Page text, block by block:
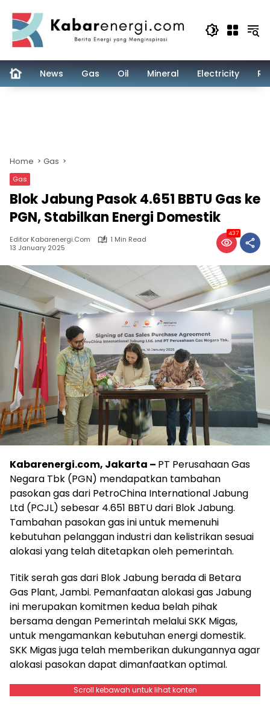
content
News Gas Oil Mineral Electricity
Home Gas
Gas
Blok Jabung Pasok 4.651 BBTU Gas ke
PGN, Stabilkan Energi Domestik
Editor Kabarenergi.com
1 Min Read
13 January 2025
437
Kabarenergi.com, Jakarta – PT Perusahaan Gas
Negara Tbk (PGN) mendapatkan tambahan
pasokan gas dari PetroChina International Jabung
Ltd (PCJL) sebesar 4.651 BBTU dari Blok Jabung.
Tambahan pasokan gas ini untuk memenuhi
kebutuhan pelanggan industri dan kelistrikan sesuai
alokasi yang telah ditetapkan oleh pemerintah.
Titik serah gas dari Blok Jabung berada di Betara
Gas Plant, Jambi. Pemanfaatan alokasi gas Jabung
ini merupakan komitmen kedua belah pihak
bersama dengan Pemerintah melalui SKK Migas,
untuk mengamankan kebutuhan energi domestik.
SKK Migas juga telah memberikan dukungannya agar
alokasi pasokan dapat dimanfaatkan optimal.
Scroll kebawah untuk lihat konten